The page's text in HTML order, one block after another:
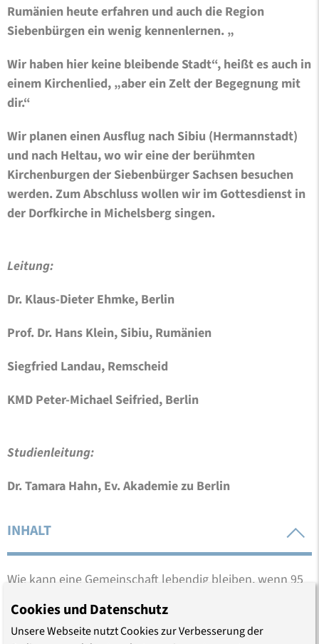
Rumänien heute erfahren und auch die Region
Siebenbürgen ein wenig kennenlernen. „
Wir haben hier keine bleibende Stadt“, heißt es auch in
einem Kirchenlied, „aber ein Zelt der Begegnung mit
dir.“
Wir planen einen Ausflug nach Sibiu (Hermannstadt)
und nach Heltau, wo wir eine der berühmten
Kirchenburgen der Siebenbürger Sachsen besuchen
werden. Zum Abschluss wollen wir im Gottesdienst in
der Dorfkirche in Michelsberg singen.
Leitung:
Dr. Klaus-Dieter Ehmke, Berlin
Prof. Dr. Hans Klein, Sibiu, Rumänien
Siegfried Landau, Remscheid
KMD Peter-Michael Seifried, Berlin
Studienleitung:
Dr. Tamara Hahn, Ev. Akademie zu Berlin
INHALT
Wie kann eine Gemeinschaft lebendig bleiben, wenn 95
Prozent ihrer Mitglieder das Land verlassen haben? Wie
überleben ihre Kultur und Traditionen? Wie kann sie
angesichts aktueller gesellschaftlicher Tendenzen
Cookies und Datenschutz
Unsere Webseite nutzt Cookies zur Verbesserung der